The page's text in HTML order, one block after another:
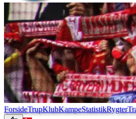
ForsideTrupKlubKampeStatistikRygter